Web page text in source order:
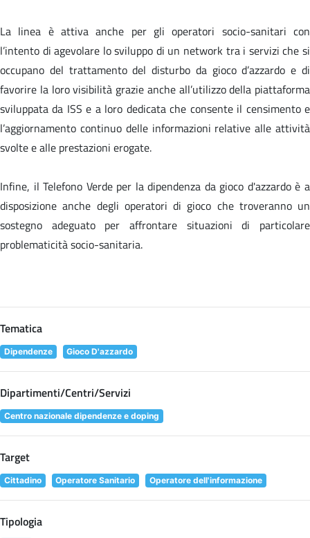
La linea è attiva anche per gli operatori socio-sanitari con
l’intento di agevolare lo sviluppo di un network tra i servizi che si
occupano del trattamento del disturbo da gioco d’azzardo e di
favorire la loro visibilità grazie anche all’utilizzo della piattaforma
sviluppata da ISS e a loro dedicata che consente il censimento e
l’aggiornamento continuo delle informazioni relative alle attività
svolte e alle prestazioni erogate.
Infine, il Telefono Verde per la dipendenza da gioco d'azzardo è a
disposizione anche degli operatori di gioco che troveranno un
sostegno adeguato per affrontare situazioni di particolare
problematicità socio-sanitaria.
Tematica
Dipendenze Gioco D'azzardo
Dipartimenti/Centri/Servizi
Centro nazionale dipendenze e doping
Target
Cittadino Operatore Sanitario Operatore dell'informazione
Tipologia